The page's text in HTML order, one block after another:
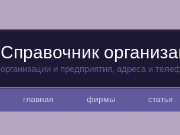
Справочник
организации и предприятия, адреса и
главная фирмы статьи